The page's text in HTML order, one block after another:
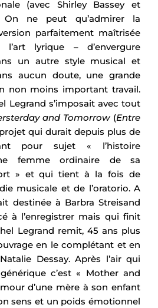
(avec Shirley Bassey et
On ne peut qu’admirer la
parfaitement maîtrisée
lyrique – d’envergure
un autre style musical et
aucun doute, une grande
non moins important travail.
Legrand s’imposait avec tout
and Tomorrow (Entre
qui durait depuis plus de
pour sujet « l’histoire
femme ordinaire de sa
» et qui tient à la fois de
musicale et de l’oratorio. A
destinée à Barbra Streisand
à l’enregistrer mais qui finit
Legrand remit, 45 ans plus
en le complétant et en
Dessay. Après l’air qui
c’est « Mother and
d’une mère à son enfant
sens et un poids émotionnel